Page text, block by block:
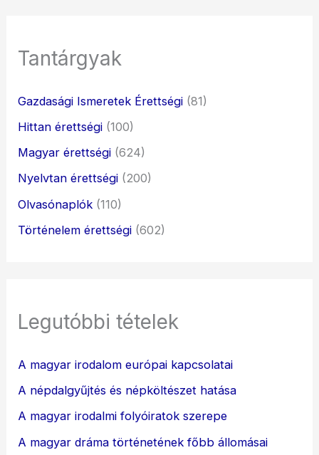
Tantárgyak
Gazdasági Ismeretek Érettségi (81)
Hittan érettségi (100)
Magyar érettségi (624)
Nyelvtan érettségi (200)
Olvasónaplók (110)
Történelem érettségi (602)
Legutóbbi tételek
A magyar irodalom európai kapcsolatai
A népdalgyűjtés és népköltészet hatása
A magyar irodalmi folyóiratok szerepe
A magyar dráma történetének főbb állomásai